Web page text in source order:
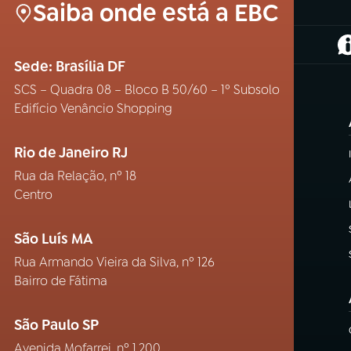
Saiba onde está a EBC
Sede: Brasília DF
SCS – Quadra 08 – Bloco B 50/60 – 1º Subsolo
Edifício Venâncio Shopping
Rio de Janeiro RJ
Rua da Relação, nº 18
Centro
São Luís MA
Rua Armando Vieira da Silva, nº 126
Bairro de Fátima
São Paulo SP